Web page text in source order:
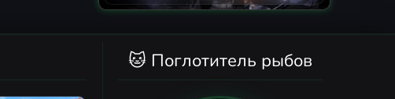
🐱 Поглотитель рыбов